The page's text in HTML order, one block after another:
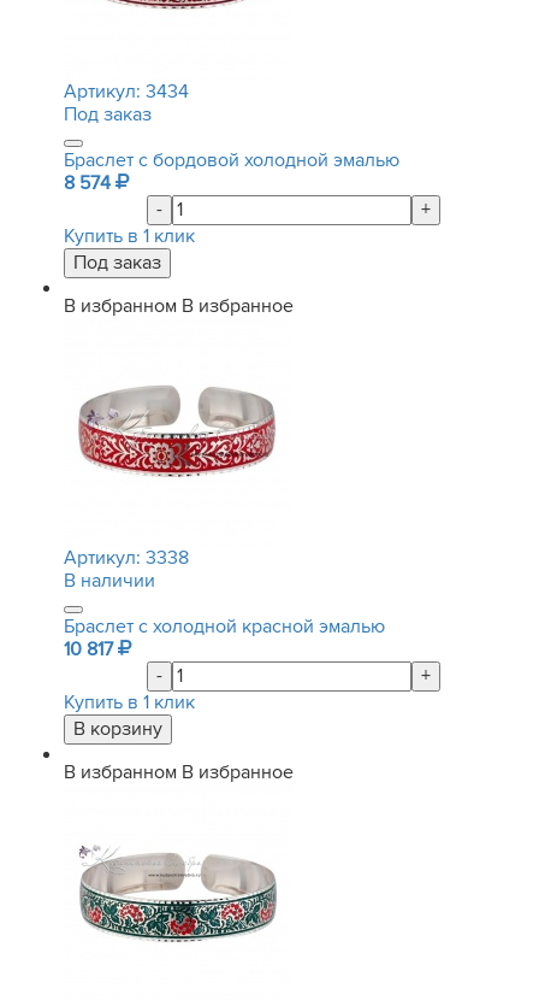
Артикул: 3434
Под заказ
Браслет с бордовой холодной эмалью
8 574
-
+
Купить в 1 клик
В избранном В избранное
Артикул: 3338
В наличии
Браслет с холодной красной эмалью
10 817
-
+
Купить в 1 клик
В избранном В избранное